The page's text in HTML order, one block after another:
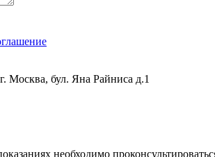
Москва, бул. Яна Райниса д.1
необходимо